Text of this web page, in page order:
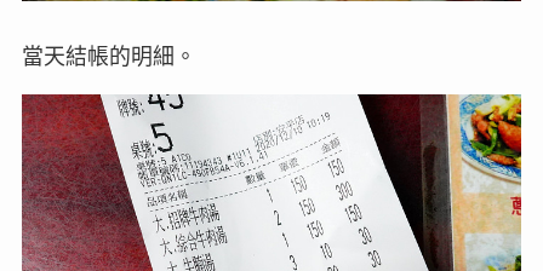
當天結帳的明細。